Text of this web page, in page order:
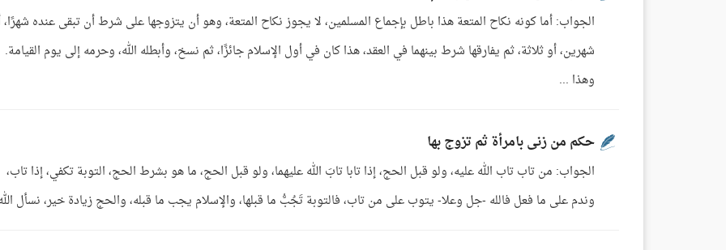
الجواب: أما كونه نكاح المتعة هذا باطل بإجماع المسلمين، لا يجوز نكاح المتعة، وهو أن يتزوجها على شرط أن تبقى عنده شهرًا،
شهرين، أو ثلاثة، ثم يفارقها شرط بينهما في العقد، هذا كان في أول الإسلام جائزًا، ثم نسخ، وأبطله الله، وحرمه إلى يوم القيامة.
وهذا ...
حكم من زنى بامرأة ثم تزوج بها
الجواب: من تاب تاب الله عليه، ولو قبل الحج، إذا تابا تابَ الله عليهما، ولو قبل الحج، ما هو بشرط الحج، التوبة تكفي، إذا تاب،
وندم على ما فعل فالله -جل وعلا- يتوب على من تاب، فالتوبة تَجُبُّ ما قبلها، والإسلام يجب ما قبله، والحج زيادة خير، نسأل